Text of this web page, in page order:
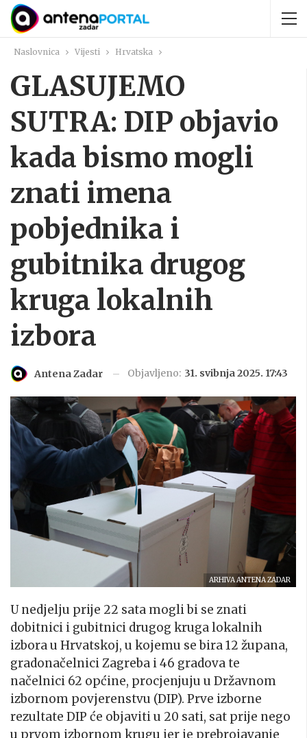
Naslovnica Vijesti Hrvatska
GLASUJEMO
SUTRA: DIP objavio
kada bismo mogli
znati imena
pobjednika i
gubitnika drugog
kruga lokalnih
izbora
Antena Zadar Objavljeno: 31. svibnja 2025. 17:43
ARHIVA ANTENA ZADAR
U nedjelju prije 22 sata mogli bi se znati
dobitnici i gubitnici drugog kruga lokalnih
izbora u Hrvatskoj, u kojemu se bira 12 župana,
gradonačelnici Zagreba i 46 gradova te
načelnici 62 općine, procjenjuju u Državnom
izbornom povjerenstvu (DIP). Prve izborne
rezultate DIP će objaviti u 20 sati, sat prije nego
u prvom izbornom krugu jer je prebrojavanje